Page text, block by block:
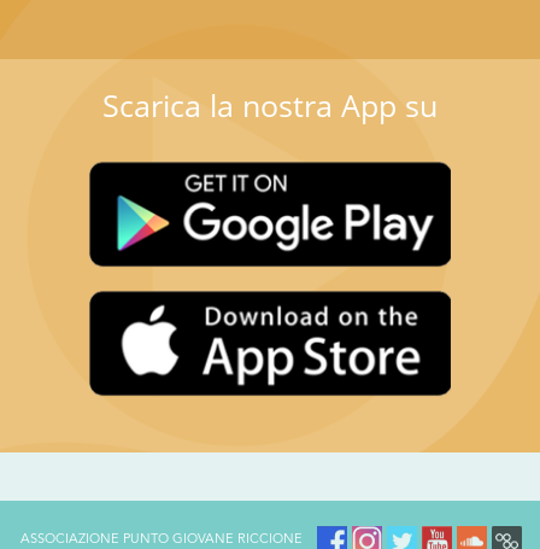
Scarica la nostra App su
ASSOCIAZIONE PUNTO GIOVANE RICCIONE